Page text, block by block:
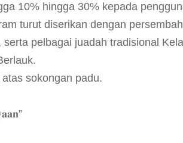
10% hingga 30% kepada
turut diserikan dengan
pelbagai juadah tradisional
sokongan padu.